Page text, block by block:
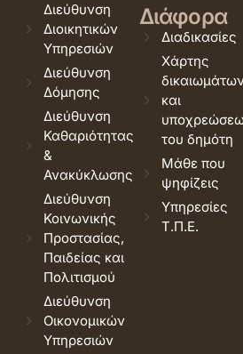
Διεύθυνση
Διοικητικών
Υπηρεσιών
Διεύθυνση
Δόμησης
Διεύθυνση
Καθαριότητας
&
Ανακύκλωσης
Διεύθυνση
Κοινωνικής
Προστασίας,
Παιδείας και
Πολιτισμού
Διεύθυνση
Οικονομικών
Υπηρεσιών
Διάφορα
Διαδικασίες
Χάρτης
και
του δημότη
Μάθε που
ψηφίζεις
Υπηρεσίες
Τ.Π.Ε.